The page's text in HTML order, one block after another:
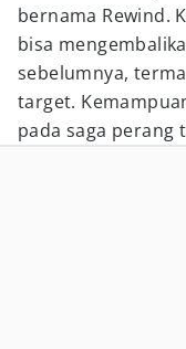
bernama Rewind.
bisa
sebelumnya,
target.
pada saga perang